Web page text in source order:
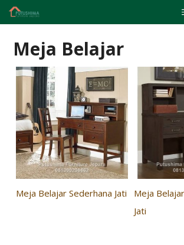
Skip
Meja Belajar
Meja Belajar Sederhana Jati
Meja
Jati